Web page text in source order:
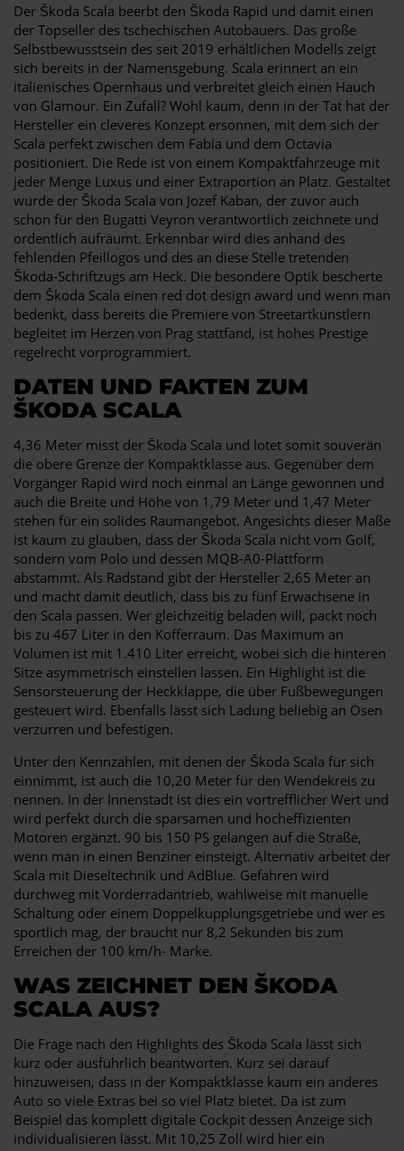
Der Škoda Scala beerbt den Škoda Rapid und damit einen
der Topseller des tschechischen Autobauers. Das große
Selbstbewusstsein des seit 2019 erhältlichen Modells zeigt
sich bereits in der Namensgebung. Scala erinnert an ein
italienisches Opernhaus und verbreitet gleich einen Hauch
von Glamour. Ein Zufall? Wohl kaum, denn in der Tat hat der
Hersteller ein cleveres Konzept ersonnen, mit dem sich der
Scala perfekt zwischen dem Fabia und dem Octavia
positioniert. Die Rede ist von einem Kompaktfahrzeuge mit
jeder Menge Luxus und einer Extraportion an Platz. Gestaltet
wurde der Škoda Scala von Jozef Kaban, der zuvor auch
schon für den Bugatti Veyron verantwortlich zeichnete und
ordentlich aufräumt. Erkennbar wird dies anhand des
fehlenden Pfeillogos und des an diese Stelle tretenden
Škoda-Schriftzugs am Heck. Die besondere Optik bescherte
dem Škoda Scala einen red dot design award und wenn man
bedenkt, dass bereits die Premiere von Streetartkünstlern
begleitet im Herzen von Prag stattfand, ist hohes Prestige
regelrecht vorprogrammiert.
DATEN UND FAKTEN ZUM
ŠKODA SCALA
4,36 Meter misst der Škoda Scala und lotet somit souverän
die obere Grenze der Kompaktklasse aus. Gegenüber dem
Vorgänger Rapid wird noch einmal an Länge gewonnen und
auch die Breite und Höhe von 1,79 Meter und 1,47 Meter
stehen für ein solides Raumangebot. Angesichts dieser Maße
ist kaum zu glauben, dass der Škoda Scala nicht vom Golf,
sondern vom Polo und dessen MQB-A0-Plattform
abstammt. Als Radstand gibt der Hersteller 2,65 Meter an
und macht damit deutlich, dass bis zu fünf Erwachsene in
den Scala passen. Wer gleichzeitig beladen will, packt noch
bis zu 467 Liter in den Kofferraum. Das Maximum an
Volumen ist mit 1.410 Liter erreicht, wobei sich die hinteren
Sitze asymmetrisch einstellen lassen. Ein Highlight ist die
Sensorsteuerung der Heckklappe, die über Fußbewegungen
gesteuert wird. Ebenfalls lässt sich Ladung beliebig an Ösen
verzurren und befestigen.
Unter den Kennzahlen, mit denen der Škoda Scala für sich
einnimmt, ist auch die 10,20 Meter für den Wendekreis zu
nennen. In der Innenstadt ist dies ein vortrefflicher Wert und
wird perfekt durch die sparsamen und hocheffizienten
Motoren ergänzt. 90 bis 150 PS gelangen auf die Straße,
wenn man in einen Benziner einsteigt. Alternativ arbeitet der
Scala mit Dieseltechnik und AdBlue. Gefahren wird
durchweg mit Vorderradantrieb, wahlweise mit manuelle
Schaltung oder einem Doppelkupplungsgetriebe und wer es
sportlich mag, der braucht nur 8,2 Sekunden bis zum
Erreichen der 100 km/h- Marke.
WAS ZEICHNET DEN ŠKODA
SCALA AUS?
Die Frage nach den Highlights des Škoda Scala lässt sich
kurz oder ausführlich beantworten. Kurz sei darauf
hinzuweisen, dass in der Kompaktklasse kaum ein anderes
Auto so viele Extras bei so viel Platz bietet. Da ist zum
Beispiel das komplett digitale Cockpit dessen Anzeige sich
individualisieren lässt. Mit 10,25 Zoll wird hier ein